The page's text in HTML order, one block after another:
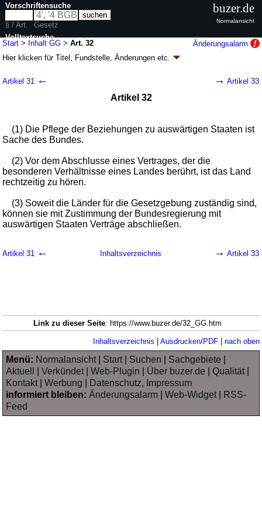
Start > Inhalt GG >Art. 32
Änderungsalarm
Hier klicken fürTitel, Fundstelle, Änderungen etc.
Deutschland (GG)
; zuletzt geändert durch
20 weitere Fassungen
| wird in 2059 Vorschriften zitiert
Artikel 31 ← → Artikel 33
Artikel 32
(1) Die Pflege der Beziehungen zu auswärtigen Staaten ist
Sache des Bundes.
(2) Vor dem Abschlusse eines Vertrages, der die
besonderen Verhältnisse eines Landes berührt, ist das Land
rechtzeitig zu hören.
(3) Soweit die Länder für die Gesetzgebung zuständig sind,
können sie mit Zustimmung der Bundesregierung mit
auswärtigen Staaten Verträge abschließen.
Artikel 31 ← Inhaltsverzeichnis → Artikel 33
Vorschriftensuche
§ / Art.
Gesetz
Volltextsuche
nur in GG
buzer.de
Normalansicht
Link zu dieser Seite: https://www.buzer.de/32_GG.htm
Inhaltsverzeichnis | Ausdrucken/PDF| nach oben
Menü: Normalansicht| Start| Suchen Sachgebiete
Aktuell
|Verkündet|Web-Plugin Über buzer.de |Qualität|
Kontakt|Werbung
Datenschutz, Impressum
informiert bleiben: Änderungsalarm |Web-Widget|
RSS-
Feed